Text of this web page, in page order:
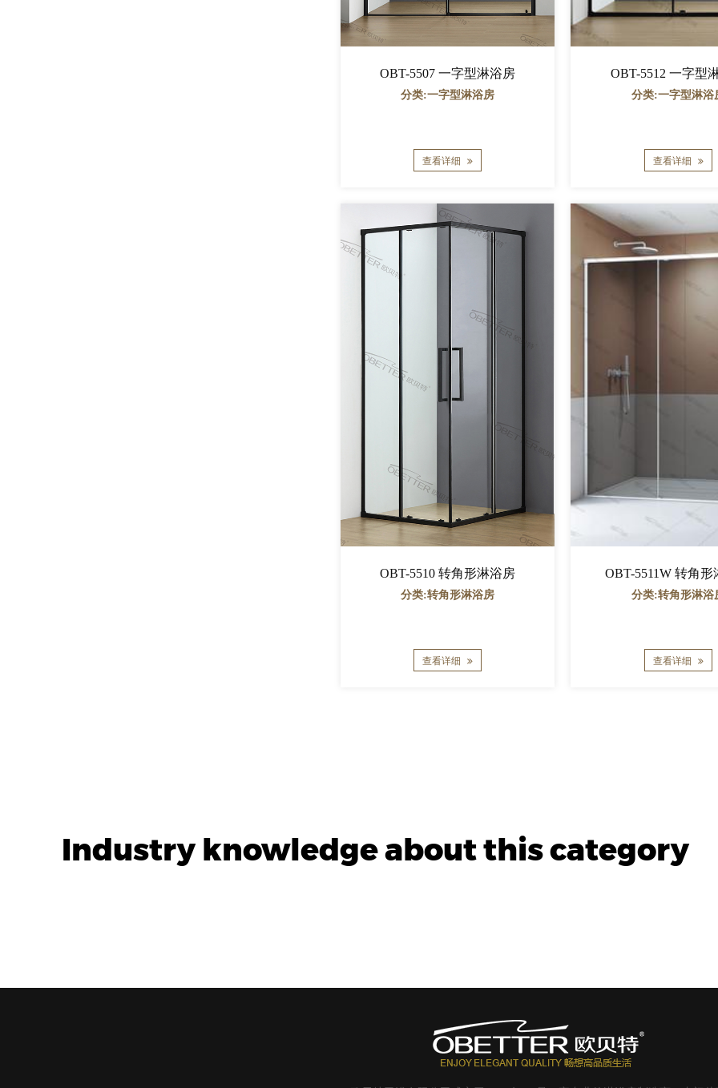
OBT-5507 一字型淋浴房
分类:一字型淋浴房
查看详细
OBT-5512 一字型
分类:一字型淋浴
查看详细
OBT-5510 转角形淋浴房
分类:转角形淋浴房
查看详细
OBT-5511W 转角形
分类:转角形淋浴
查看详细
Industry knowledge about this category